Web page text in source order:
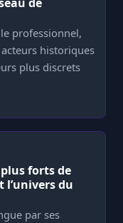
professionnel,
historiques
plus discrets
forts de
du
par ses